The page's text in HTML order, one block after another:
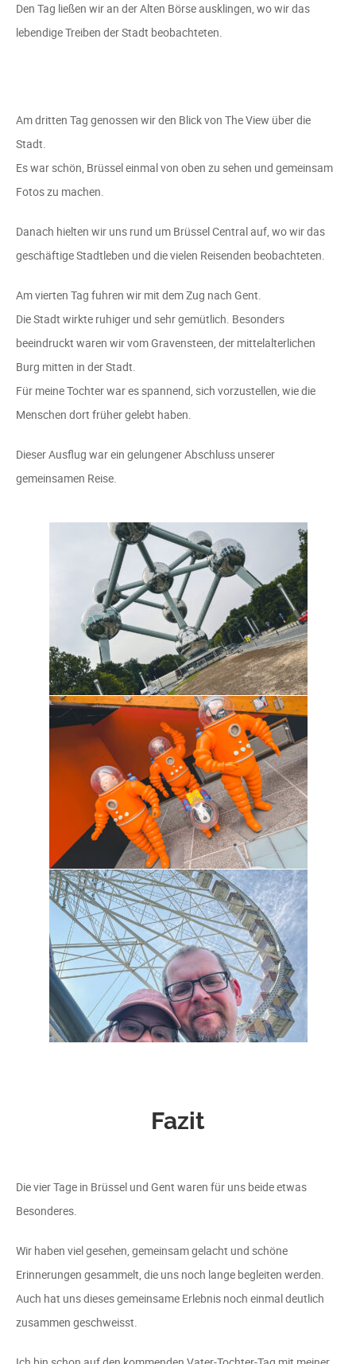
Den Tag ließen wir an der Alten Börse ausklingen, wo wir das
lebendige Treiben der Stadt beobachteten.
Am dritten Tag genossen wir den Blick von The View über die
Stadt.
Es war schön, Brüssel einmal von oben zu sehen und gemeinsam
Fotos zu machen.
Danach hielten wir uns rund um Brüssel Central auf, wo wir das
geschäftige Stadtleben und die vielen Reisenden beobachteten.
Am vierten Tag fuhren wir mit dem Zug nach Gent.
Die Stadt wirkte ruhiger und sehr gemütlich. Besonders
beeindruckt waren wir vom Gravensteen, der mittelalterlichen
Burg mitten in der Stadt.
Für meine Tochter war es spannend, sich vorzustellen, wie die
Menschen dort früher gelebt haben.
Dieser Ausflug war ein gelungener Abschluss unserer
gemeinsamen Reise.
Fazit
Die vier Tage in Brüssel und Gent waren für uns beide etwas
Besonderes.
Wir haben viel gesehen, gemeinsam gelacht und schöne
Erinnerungen gesammelt, die uns noch lange begleiten werden.
Auch hat uns dieses gemeinsame Erlebnis noch einmal deutlich
zusammen geschweisst.